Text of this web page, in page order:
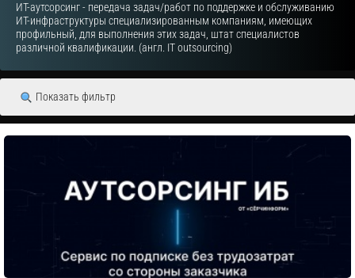
ИТ-аутсорсинг - передача задач/работ по поддержке и обслуживанию
ИТ-инфраструктуры специализированным компаниям, имеющих
профильный, для выполнения этих задач, штат специалистов
различной квалификации. (англ. IT outsourcing)
Показать фильтр